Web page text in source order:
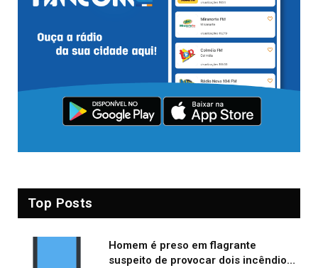
Top Posts
Homem é preso em flagrante
suspeito de provocar dois incêndios